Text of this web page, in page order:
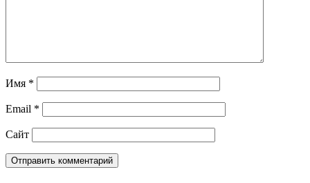
Имя *
Email *
Сайт